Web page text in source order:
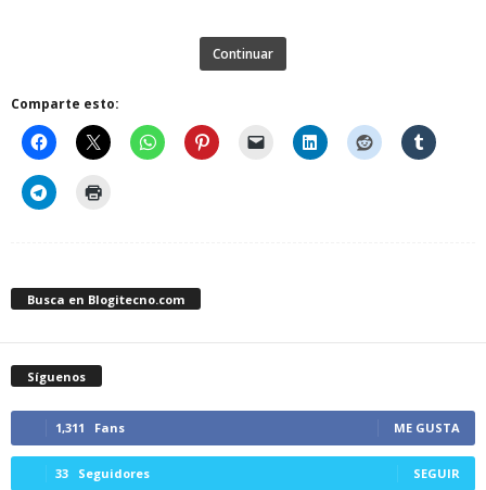
Continuar
Comparte esto:
Busca en Blogitecno.com
Síguenos
1,311 Fans ME GUSTA
33 Seguidores SEGUIR